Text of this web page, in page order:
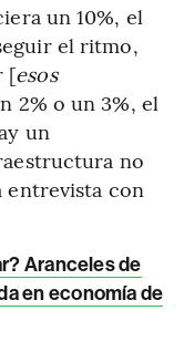
un 10%, el
el ritmo,
[esos
2% o un 3%, el
un
no
entrevista con
Aranceles de
en economía de